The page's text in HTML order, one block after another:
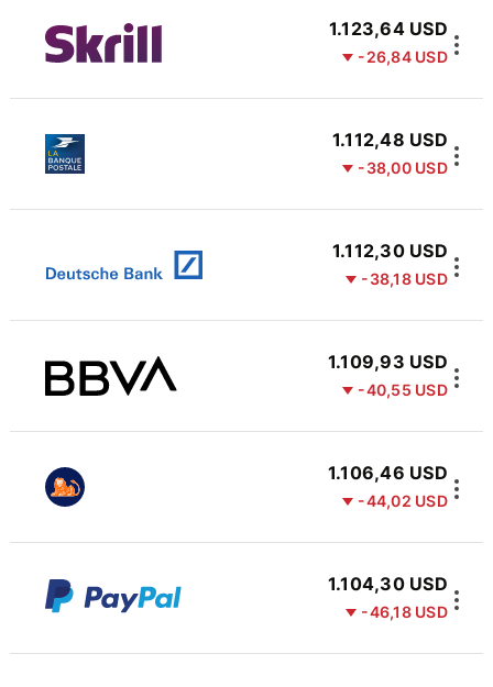
1.123,64 USD
-26,84 USD
1.112,48 USD
-38,00 USD
1.112,30 USD
-38,18 USD
1.109,93 USD
-40,55 USD
1.106,46 USD
-44,02 USD
1.104,30 USD
-46,18 USD